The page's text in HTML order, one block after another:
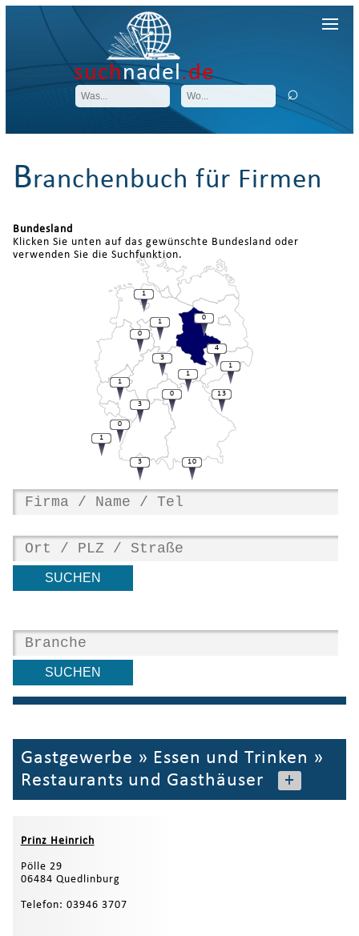
suchnadel.de
Branchenbuch für Firmen
Bundesland
Klicken Sie unten auf das gewünschte Bundesland oder
verwenden Sie die Suchfunktion.
13
1
1
4
1
0
1
1
0
3
1
3
0
3
0
10
Gastgewerbe » Essen und Trinken »
Restaurants und Gasthäuser
+
Prinz Heinrich
Pölle 29
06484 Quedlinburg
Telefon: 03946 3707